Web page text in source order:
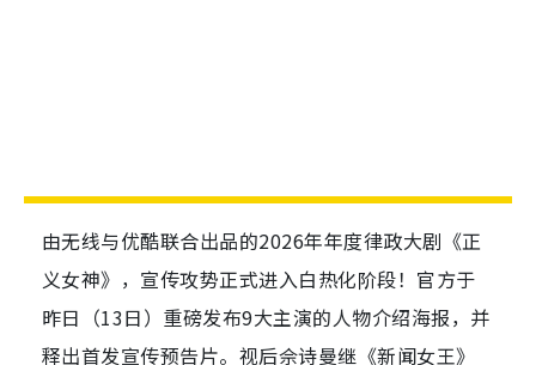
由无线与优酷联合出品的2026年年度律政大剧《正
义女神》，宣传攻势正式进入白热化阶段！官方于
昨日（13日）重磅发布9大主演的人物介绍海报，并
释出首发宣传预告片。视后佘诗曼继《新闻女王》